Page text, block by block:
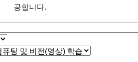
공합니다.